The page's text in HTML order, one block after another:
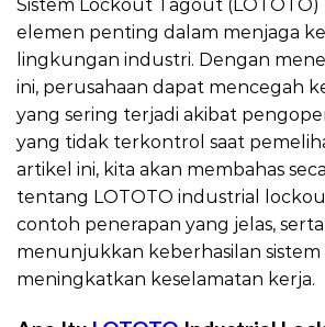
Sistem Lockout Tagout
elemen penting dalam menjaga
lingkungan industri. Dengan
ini, perusahaan dapat mencegah
yang sering terjadi akibat
yang tidak terkontrol saat
artikel ini, kita akan membahas
tentang LOTOTO industrial
contoh penerapan yang jelas,
menunjukkan keberhasilan sistem
meningkatkan keselamatan kerja.